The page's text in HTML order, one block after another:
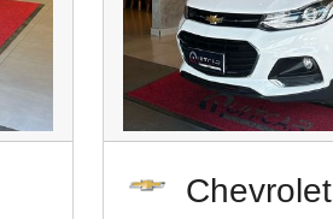
Chevrolet